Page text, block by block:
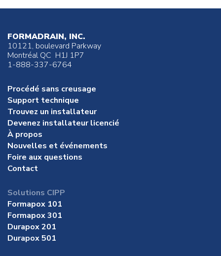
FORMADRAIN, INC.
10121, boulevard Parkway
Montréal QC H1J 1P7
1-888-337-6764
Procédé sans creusage
Support technique
Trouvez un installateur
Devenez installateur licencié
À propos
Nouvelles et événements
Foire aux questions
Contact
Solutions CIPP
Formapox 101
Formapox 301
Durapox 201
Durapox 501